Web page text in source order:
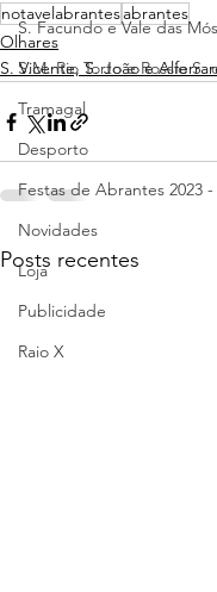
S. Facundo e Vale das Mós
S.M. Rio Torto e Rossio S.
Tramagal
Desporto
Festas de Abrantes 2023
Novidades
Loja
Publicidade
Raio X
notavelabrantesabrantes
Olhares
S. Vicente, S. João e
Posts recentes